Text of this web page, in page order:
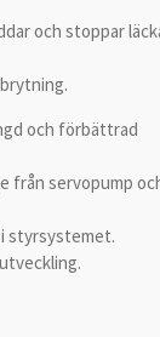
och stoppar
och förbättrad
från servopump
styrsystemet.